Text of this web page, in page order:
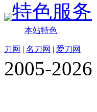
特色服务
本站特色
刀网 | 名刀网 | 爱刀网
2005-2026